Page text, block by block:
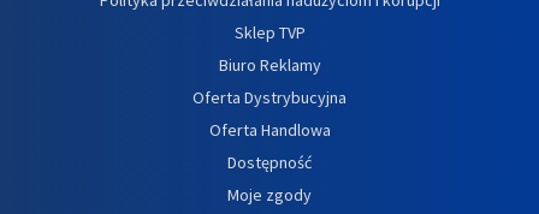
Sklep TVP
Biuro Reklamy
Oferta Dystrybucyjna
Oferta Handlowa
Dostępność
Moje zgody